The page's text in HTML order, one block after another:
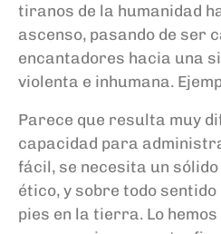
tiranos de la humanidad
ascenso, pasando de ser
encantadores hacia una
violenta e inhumana.
Parece que resulta muy
capacidad para
fácil, se necesita un
ético, y sobre todo
pies en la tierra. Lo